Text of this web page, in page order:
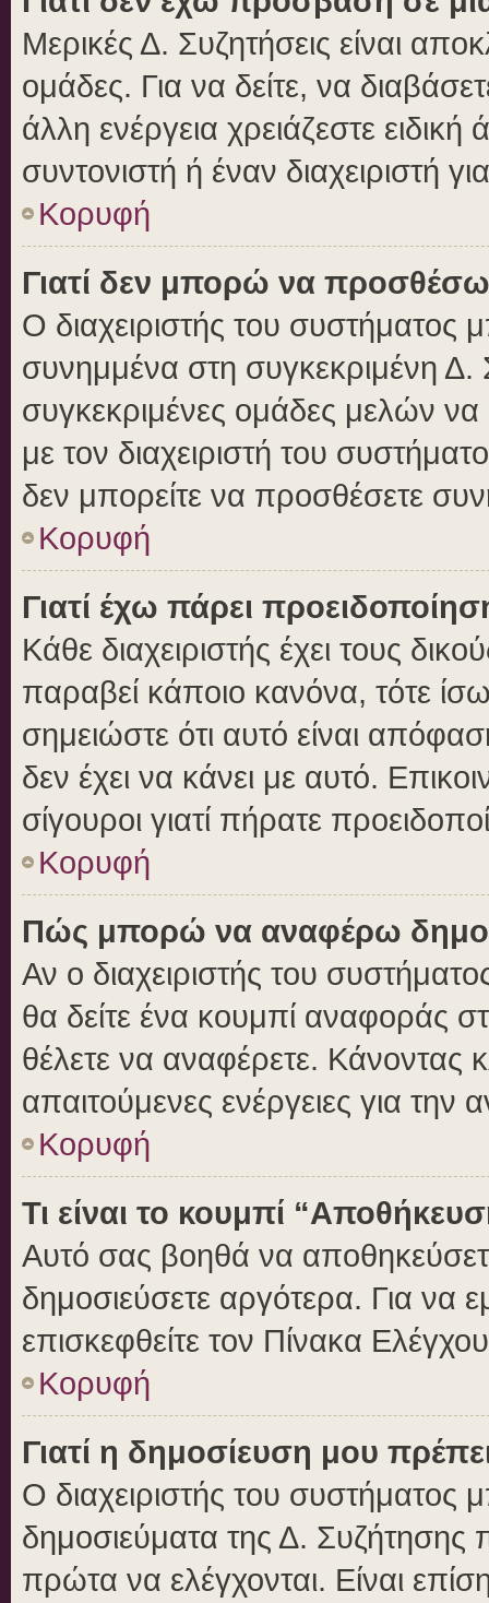
Μερικές Δ. Συζητήσεις είναι
ομάδες. Για να δείτε, να
άλλη ενέργεια χρειάζεστε
συντονιστή ή έναν διαχειριστή
Κορυφή
Γιατί δεν μπορώ να
Ο διαχειριστής του συστήματος
συνημμένα στη συγκεκριμένη
συγκεκριμένες ομάδες μελών
με τον διαχειριστή του
δεν μπορείτε να προσθέσετε
Κορυφή
Γιατί έχω πάρει
Κάθε διαχειριστής έχει τους
παραβεί κάποιο κανόνα, τότε
σημειώστε ότι αυτό είναι
δεν έχει να κάνει με αυτό.
σίγουροι γιατί πήρατε
Κορυφή
Πώς μπορώ να αναφέρω
Αν ο διαχειριστής του
θα δείτε ένα κουμπί αναφοράς
θέλετε να αναφέρετε. Κάνοντας
απαιτούμενες ενέργειες για την
Κορυφή
Τι είναι το κουμπί
Αυτό σας βοηθά να
δημοσιεύσετε αργότερα. Για να
επισκεφθείτε τον Πίνακα
Κορυφή
Γιατί η δημοσίευση μου
Ο διαχειριστής του συστήματος
δημοσιεύματα της Δ. Συζήτησης
πρώτα να ελέγχονται. Είναι